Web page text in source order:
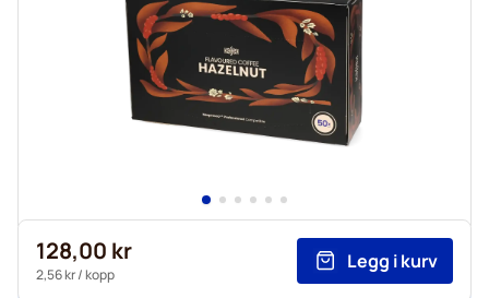
128,00 kr
2,56 kr/ kopp
Legg i kurv